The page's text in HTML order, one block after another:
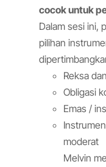
cocok untuk
Dalam sesi ini,
pilihan
Reksa
Obligasi
Emas /
moderat
Melvin